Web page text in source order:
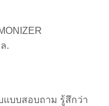
.
แบบสอบถาม รู้สึกว่า